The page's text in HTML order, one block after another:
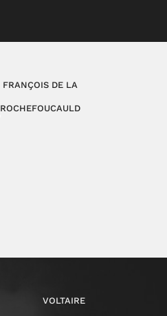
FRANÇOIS DE LA
ROCHEFOUCAULD
VOLTAIRE